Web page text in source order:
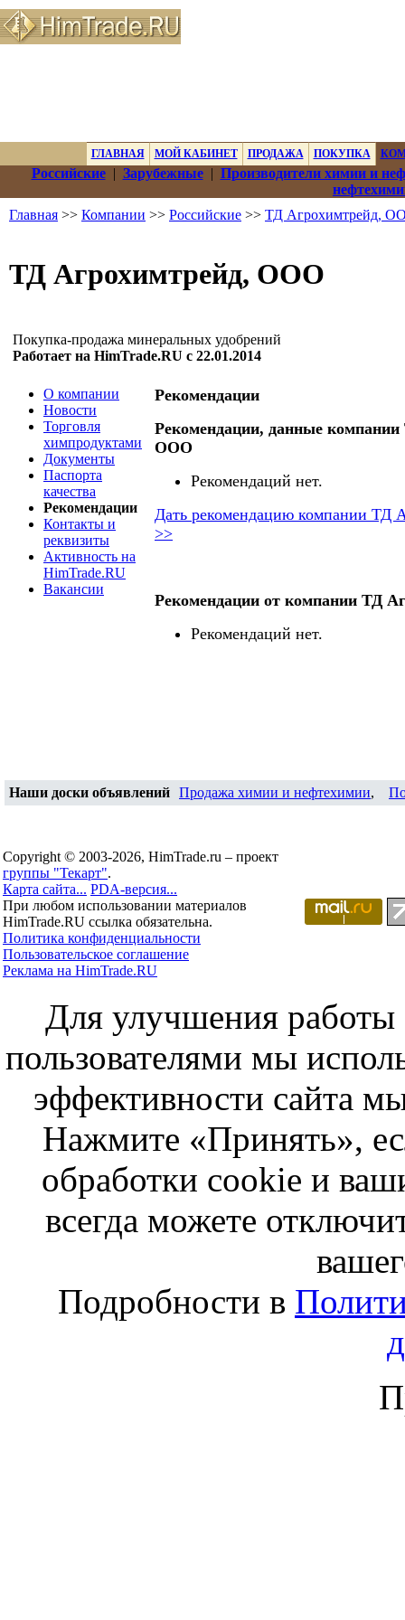
ГЛАВНАЯ МОЙ КАБИНЕТ ПРОДАЖА ПОКУПКА
Российские| Зарубежные| Производители химии и
Главная >> Компании >> Российские >> ТД Агрохимтрейд,
ТД Агрохимтрейд, ООО
Покупка-продажа минеральных удобрений
Работает на HimTrade.RU с 22.01.2014
О компании
Новости
Торговля
химпродуктами
Документы
Паспорта
качества
Рекомендации
Контакты и
реквизиты
Активность на
HimTrade.RU
Вакансии
Рекомендации
Рекомендации, данные
ООО
Рекомендаций нет.
Дать рекомендацию компании ТД
>>
Рекомендации от компании ТД
Рекомендаций нет.
Наши доски объявлений Продажа химии и нефтехимии,
Copyright © 2003-2026, HimTrade.ru – проект
группы "Текарт".
Карта сайта... PDA-версия...
При любом использовании материалов
HimTrade.RU ссылка обязательна.
Политика конфиденциальности
Пользовательское соглашение
Реклама на HimTrade.RU
Для улучшения работы
пользователями мы
эффективности сайта
Нажмите «Принять»,
обработки cookie и
всегда можете
Подробности в